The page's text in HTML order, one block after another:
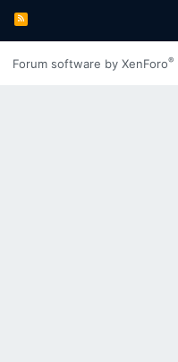
R
S
S
Forum software by XenForo®